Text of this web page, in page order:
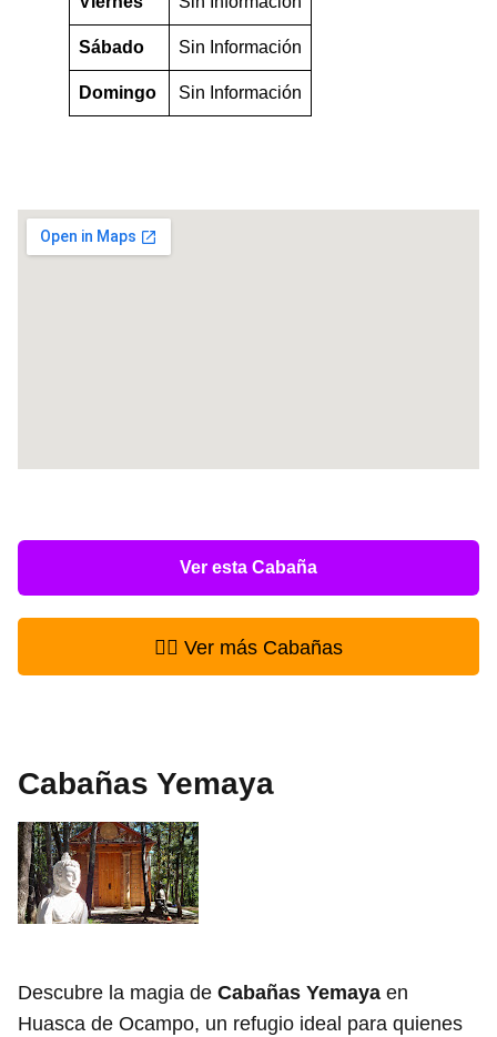
Sábado Sin Información
Domingo Sin Información
Ver esta Cabaña
👉🏻 Ver más Cabañas
Cabañas Yemaya
Descubre la magia de Cabañas Yemaya en
Huasca de Ocampo, un refugio ideal para quienes